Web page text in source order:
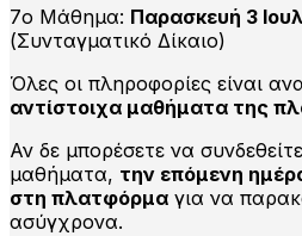
7ο Μάθημα: Παρασκευή 3
(Συνταγματικό Δίκαιο)
Όλες οι πληροφορίες είναι
αντίστοιχα μαθήματα της
Αν δε μπορέσετε να
μαθήματα, την επόμενη
στη πλατφόρμα για να
ασύγχρονα.